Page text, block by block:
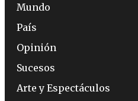
Mundo
País
Opinión
Sucesos
Arte y Espectáculos